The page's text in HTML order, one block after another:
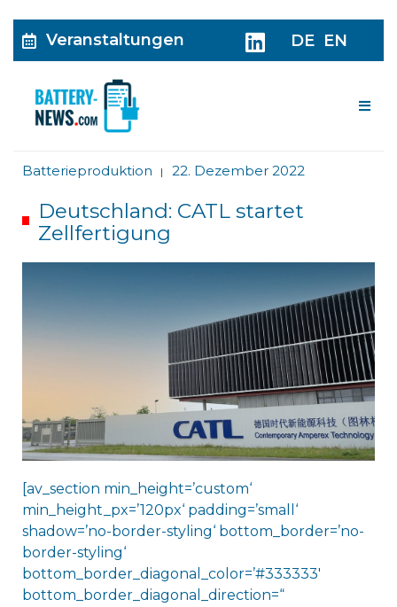
Veranstaltungen DE EN
Batterieproduktion | 22. Dezember 2022
Deutschland: CATL startet
Zellfertigung
[av_section min_height=’custom‘
min_height_px=’120px‘ padding=’small‘
shadow=’no-border-styling‘ bottom_border=’no-
border-styling‘
bottom_border_diagonal_color=’#333333′
bottom_border_diagonal_direction=“